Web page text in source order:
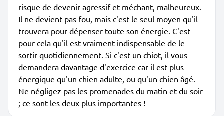
risque de devenir agressif et méchant, malheureux.
Il ne devient pas fou, mais c'est le seul moyen qu'il
trouvera pour dépenser toute son énergie. C'est
pour cela qu'il est vraiment indispensable de le
sortir quotidiennement. Si c'est un chiot, il vous
demandera davantage d'exercice car il est plus
énergique qu'un chien adulte, ou qu'un chien âgé.
Ne négligez pas les promenades du matin et du soir
; ce sont les deux plus importantes !